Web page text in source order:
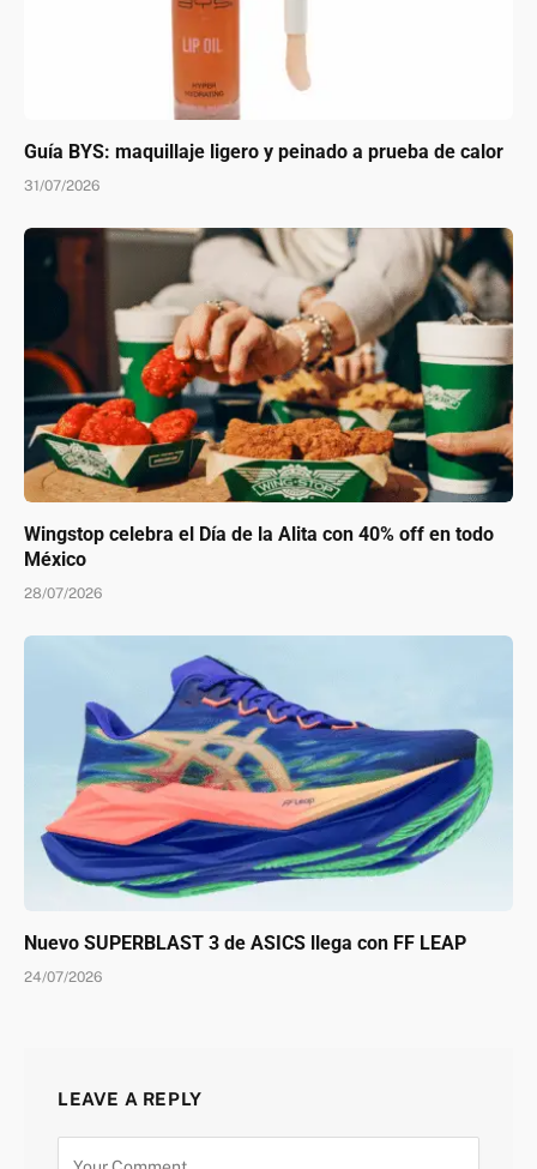
Guía BYS: maquillaje ligero y peinado a prueba de calor
31/07/2026
Wingstop celebra el Día de la Alita con 40% off en todo
México
28/07/2026
Nuevo SUPERBLAST 3 de ASICS llega con FF LEAP
24/07/2026
LEAVE A REPLY